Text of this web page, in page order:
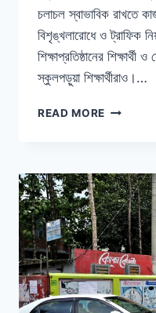
চলাচল স্বাভাবিক রাখতে
বিশৃঙ্খলারোধে ও ট্রাফিক
শিক্ষাপ্রতিষ্ঠানের
স্কুলপড়ুয়া শিক্ষার্থীরাও।…
READ MORE